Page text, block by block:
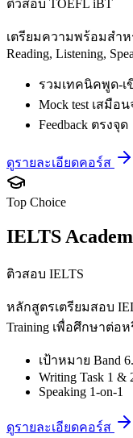
ติวสอบ TOEFL iBT
เตรียมความพร้อมสำห
Reading, Listening,
รวมเทคนิคพูด-เ
Mock test เสมือน
Feedback ตรงจุด
ดูรายละเอียดคอร์ส
Top Choice
IELTS
ติวสอบ IELTS
หลักสูตรเตรียมสอบ
Training เพื่อศึกษาต่อ
เป้าหมาย Band
Writing Task 1 &
Speaking 1-on-1
ดูรายละเอียดคอร์ส